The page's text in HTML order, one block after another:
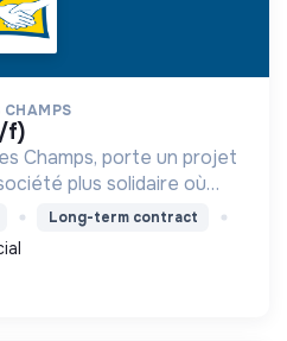
f)
Champs, porte un projet
plus solidaire où
dans sa dignité, grandir
Long-term contract